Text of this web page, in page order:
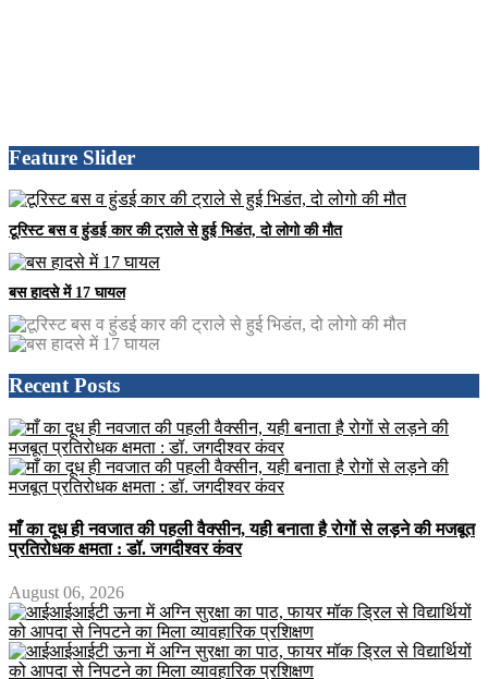
Feature Slider
टूरिस्ट बस व हुंडई कार की ट्राले से हुई भिडंत, दो लोगो की मौत
बस हादसे में 17 घायल
Recent Posts
माँ का दूध ही नवजात की पहली वैक्सीन, यही बनाता है रोगों से लड़ने की मजबूत
प्रतिरोधक क्षमता : डॉ. जगदीश्वर कंवर
August 06, 2026